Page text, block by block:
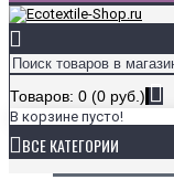
Товаров: 0 (0 руб.)
В корзине пусто!
ВСЕ КАТЕГОРИИ